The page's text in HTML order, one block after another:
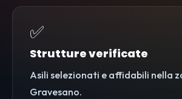
✅
Strutture verificate
Asili selezionati e affidabili nella
Gravesano.